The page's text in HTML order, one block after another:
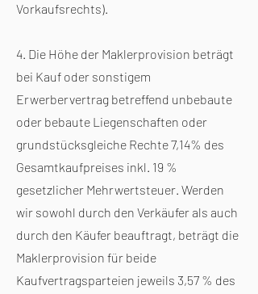
Vorkaufsrechts).
4. Die Höhe der Maklerprovision beträgt
bei Kauf oder sonstigem
Erwerbervertrag betreffend unbebaute
oder bebaute Liegenschaften oder
grundstücksgleiche Rechte 7,14% des
Gesamtkaufpreises inkl. 19 %
gesetzlicher Mehrwertsteuer. Werden
wir sowohl durch den Verkäufer als auch
durch den Käufer beauftragt, beträgt die
Maklerprovision für beide
Kaufvertragsparteien jeweils 3,57 % des